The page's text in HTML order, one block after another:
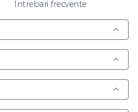
Intrebari frecvente